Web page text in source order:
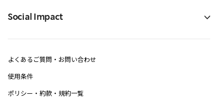
Social Impact
よくあるご質問・お問い合わせ
使用条件
ポリシー・約款・規約一覧